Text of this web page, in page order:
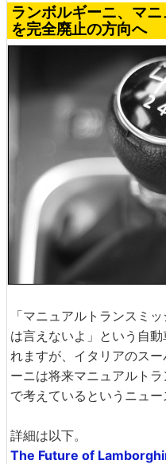
ランボルギーニ、マ
を完全廃止の方向へ
「マニュアルトランスミ
は言えないよ」という自
れますが、イタリアのス
ーニは将来マニュアルト
で考えているというニュー
詳細は以下。
The Future of